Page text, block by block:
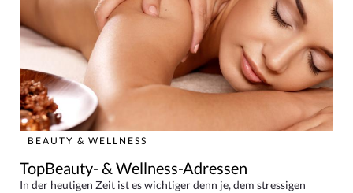
BEAUTY & WELLNESS
TopBeauty- & Wellness-Adressen
In der heutigen Zeit ist es wichtiger denn je, dem stressigen